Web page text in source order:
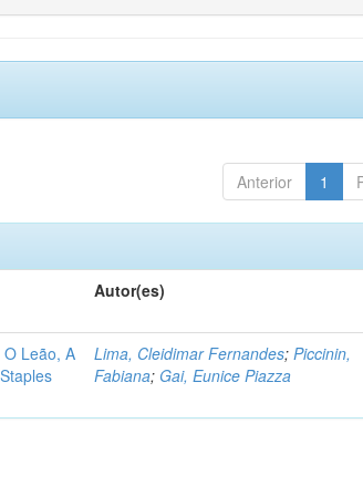
Anterior 1
Autor(es)
Leão, A
Lima, Cleidimar Fernandes;Piccinin,
Fabiana; Gai, Eunice Piazza